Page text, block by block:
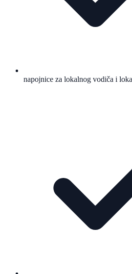
napojnice za lokalnog vodiča i